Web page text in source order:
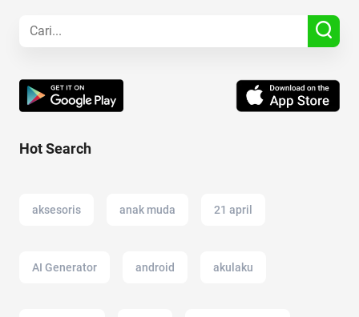
Hot Search
aksesoris anak muda 21 april
AI Generator android akulaku